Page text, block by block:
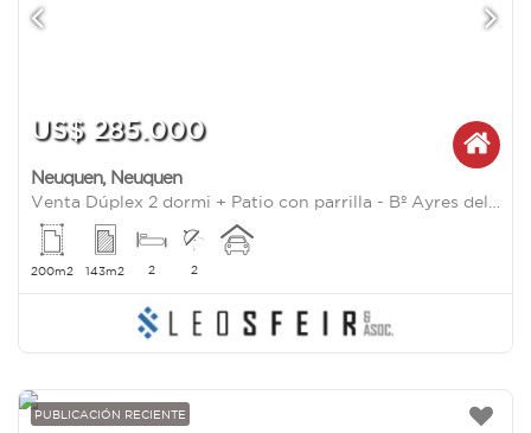
US$ 285.000
Neuquen, Neuquen
200m2 143m2 2 2
PUBLICACIÓN RECIENTE